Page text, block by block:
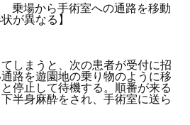
術室への通路を移動
が異なる】
しまうと、次の患者が受付に招
路を遊園地の乗り物のように移
停止して待機する。順番が来る
半身麻酔をされ、手術室に送ら